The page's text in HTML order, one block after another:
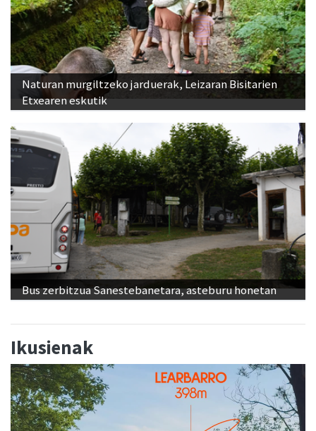
Naturan murgiltzeko jarduerak, Leizaran Bisitarien
Etxearen eskutik
Bus zerbitzua Sanestebanetara, asteburu honetan
Ikusienak